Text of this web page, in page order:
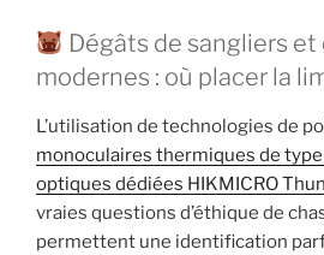
Dégâts de sangliers
modernes : où placer la
L’utilisation de technologies de
monoculaires thermiques de
optiques dédiées HIKMICRO
vraies questions d’éthique de
permettent une identification